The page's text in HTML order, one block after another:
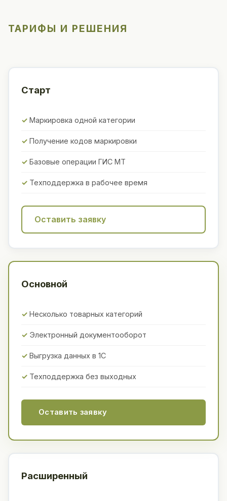
ТАРИФЫ И РЕШЕНИЯ
Старт
Маркировка одной категории
Получение кодов маркировки
Базовые операции ГИС МТ
Техподдержка в рабочее время
Оставить заявку
Основной
Несколько товарных категорий
Электронный документооборот
Выгрузка данных в 1С
Техподдержка без выходных
Оставить заявку
Расширенный